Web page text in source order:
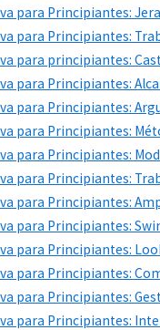
para Principiantes:
para Principiantes:
para principiantes:
para Principiantes:
para Principiantes:
para Principiantes:
para Principiantes:
para Principiantes:
para Principiantes:
para Principiantes:
para Principiantes:
para Principiantes:
para Principiantes:
para Principiantes: